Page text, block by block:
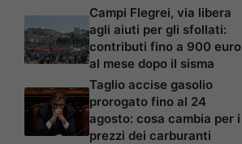
Campi Flegrei, via libera
agli aiuti per gli sfollati:
contributi fino a 900 euro
al mese dopo il sisma
Taglio accise gasolio
prorogato fino al 24
agosto: cosa cambia per i
prezzi dei carburanti